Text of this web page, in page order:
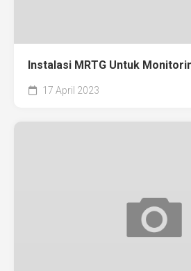
Instalasi MRTG Untuk
17 April 2023